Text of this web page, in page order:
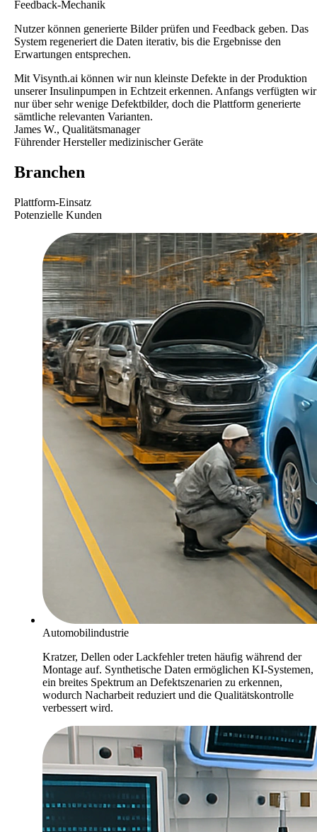
Feedback-Mechanik
Nutzer können generierte Bilder prüfen und Feedback geben. Das
System regeneriert die Daten iterativ, bis die Ergebnisse den
Erwartungen entsprechen.
Mit Visynth.ai können wir nun kleinste Defekte in der Produktion
unserer Insulinpumpen in Echtzeit erkennen. Anfangs verfügten wir
nur über sehr wenige Defektbilder, doch die Plattform generierte
sämtliche relevanten Varianten.
James W., Qualitätsmanager
Führender Hersteller medizinischer Geräte
Branchen
Plattform-Einsatz
Potenzielle Kunden
Automobilindustrie
Kratzer, Dellen oder Lackfehler treten häufig während der
Montage auf. Synthetische Daten ermöglichen KI-Systemen,
ein breites Spektrum an Defektszenarien zu erkennen,
wodurch Nacharbeit reduziert und die Qualitätskontrolle
verbessert wird.